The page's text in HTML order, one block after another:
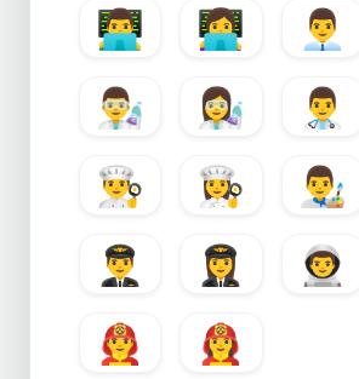
👨‍💻 👩‍💻 👨‍💼
👨‍🔬
👩‍🔬 👨‍⚕️
👨‍🍳
👩‍🍳 👨‍🎨
👨‍✈️
👩‍✈️ 👨‍🚀
👨‍🚒
👩‍🚒